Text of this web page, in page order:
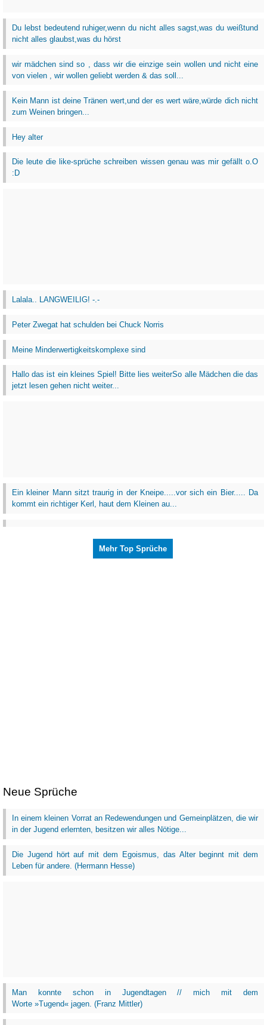
Du lebst bedeutend ruhiger,wenn du nicht alles sagst,was du weißtund
nicht alles glaubst,was du hörst
wir mädchen sind so , dass wir die einzige sein wollen und nicht eine
von vielen , wir wollen geliebt werden & das soll...
Kein Mann ist deine Tränen wert,und der es wert wäre,würde dich nicht
zum Weinen bringen...
Hey alter
Die leute die like-sprüche schreiben wissen genau was mir gefällt o.O
:D
Lalala.. LANGWEILIG! -.-
Peter Zwegat hat schulden bei Chuck Norris
Meine Minderwertigkeitskomplexe sind
Hallo das ist ein kleines Spiel! Bitte lies weiterSo alle Mädchen die das
jetzt lesen gehen nicht weiter...
Ein kleiner Mann sitzt traurig in der Kneipe.....vor sich ein Bier..... Da
kommt ein richtiger Kerl, haut dem Kleinen au...
Mehr Top Sprüche
Neue Sprüche
In einem kleinen Vorrat an Redewendungen und Gemeinplätzen, die wir
in der Jugend erlernten, besitzen wir alles Nötige...
Die Jugend hört auf mit dem Egoismus, das Alter beginnt mit dem
Leben für andere. (Hermann Hesse)
Man konnte schon in Jugendtagen // mich mit dem
Worte »Tugend« jagen. (Franz Mittler)